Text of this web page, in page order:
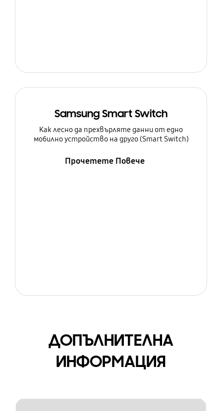
Samsung Smart Switch
Как лесно да прехвърляте данни от едно
мобилно устройство на друго (Smart Switch)
Прочетете Повече
ДОПЪЛНИТЕЛНА
ИНФОРМАЦИЯ